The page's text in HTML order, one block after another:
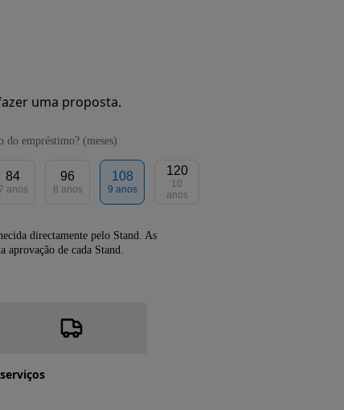
uma proposta.
do empréstimo? (meses)
84
7 anos
96
8 anos
108
9 anos
120
10
anos
directamente pelo Stand. As
de cada Stand.